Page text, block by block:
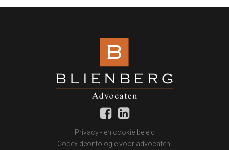
Privacy - en cookie beleid
Codex deontologie voor advocaten